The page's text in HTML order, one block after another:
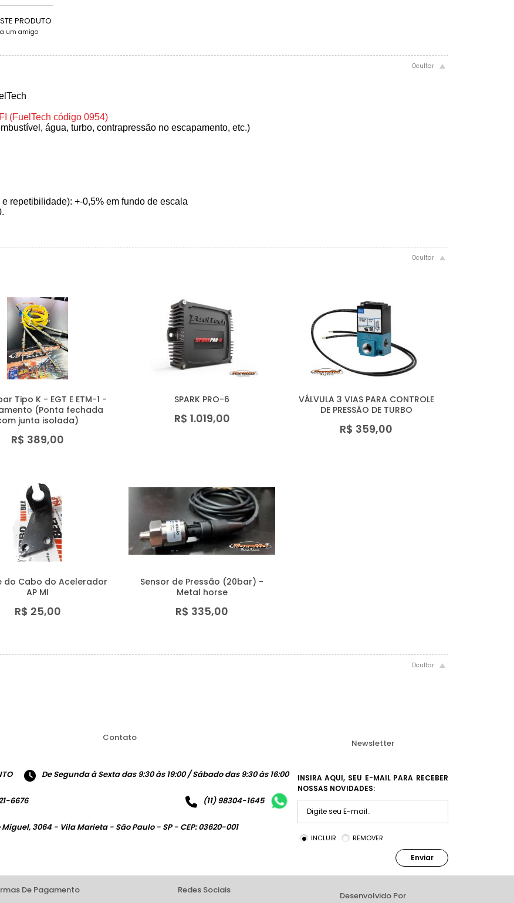
PRODUTO
um amigo
(FuelTech código 0954)
água, turbo, contrapressão no escapamento, etc.)
repetibilidade): +-0,5% em fundo de escala
Tipo K - EGT E ETM-1 -
(Ponta fechada
junta isolada)
R$ 389,00
SPARK PRO-6
R$ 1.019,00
VÁLVULA 3 VIAS PARA CONTROLE
DE PRESSÃO DE TURBO
R$ 359,00
do Cabo do Acelerador
AP MI
R$ 25,00
Sensor de Pressão (20bar) -
Metal horse
R$ 335,00
Contato
De Segunda à Sexta das 9:30 às 19:00 / Sábado das 9:30 às 16:00
6676 (11) 98304-1645
Miguel, 3064 - Vila Marieta - São Paulo - SP - CEP: 03620-001
Newsletter
INSIRA AQUI, SEU E-MAIL PARA RECEBER
NOSSAS NOVIDADES:
INCLUIR REMOVER
Enviar
De Pagamento Redes Sociais
Desenvolvido Por